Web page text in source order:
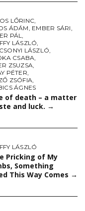
LŐRINC,
ÁDÁM, EMBER SÁRI,
PÁL,
LÁSZLÓ,
LÁSZLÓ,
CSABA,
ZSUZSA,
PÉTER,
ZSÓFIA,
ÁGNES
of death – a matter
and luck. →
LÁSZLÓ
Pricking of My
Something
This Way Comes →